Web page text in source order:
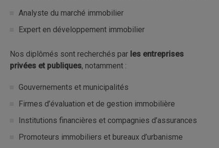
Analyste du marché immobilier
Expert en développement immobilier
Nos diplômés sont recherchés par les entreprises
privées et publiques, notamment :
Gouvernements et municipalités
Firmes d’évaluation et de gestion immobilière
Institutions financières et compagnies d’assurances
Promoteurs immobiliers et bureaux d’urbanisme